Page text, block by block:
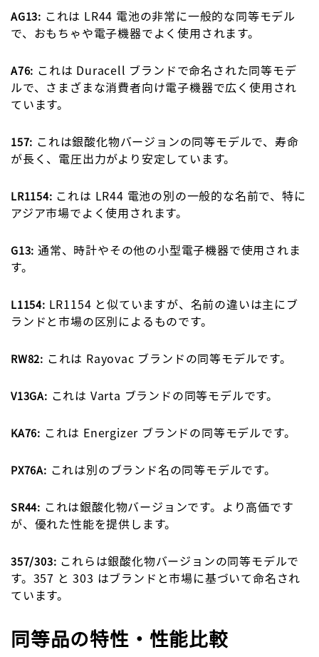
AG13: これは LR44 電池の非常に一般的な同等モデル
で、おもちゃや電子機器でよく使用されます。
A76: これは Duracell ブランドで命名された同等モデ
ルで、さまざまな消費者向け電子機器で広く使用され
ています。
157: これは銀酸化物バージョンの同等モデルで、寿命
が長く、電圧出力がより安定しています。
LR1154: これは LR44 電池の別の一般的な名前で、特に
アジア市場でよく使用されます。
G13: 通常、時計やその他の小型電子機器で使用されま
す。
L1154: LR1154 と似ていますが、名前の違いは主にブ
ランドと市場の区別によるものです。
RW82: これは Rayovac ブランドの同等モデルです。
V13GA: これは Varta ブランドの同等モデルです。
KA76: これは Energizer ブランドの同等モデルです。
PX76A: これは別のブランド名の同等モデルです。
SR44: これは銀酸化物バージョンです。より高価です
が、優れた性能を提供します。
357/303: これらは銀酸化物バージョンの同等モデルで
す。357 と 303 はブランドと市場に基づいて命名され
ています。
同等品の特性・性能比較